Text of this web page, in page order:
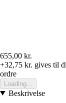
655,00 kr.
+32,75 kr. gives til
ordre
Loading...
Beskrivelse